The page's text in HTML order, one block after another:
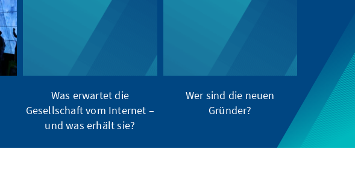
Was erwartet die
Gesellschaft vom Internet –
und was erhält sie?
Wer sind die neuen
Gründer?